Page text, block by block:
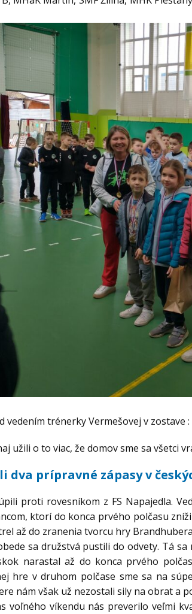
trénerky Vermešovej v zostave
užili o to viac, že domov sme sa všetci
dva prípravné zápasy v
proti rovesníkom z FS Napajedla.
ktorí do konca prvého polčasu
až do zranenia tvorcu hry
sa družstvá pustili do odvety. Tá
narastal až do konca prvého
hre v druhom polčase sme sa na
nám však už nezostali sily na obrat a
voľného víkendu nás preverilo veľmi